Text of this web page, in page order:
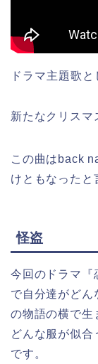
ドラマ主題歌
新たなクリスマ
この曲はback
けともなったと
怪盗
今回のドラマ『
で自分達がどん
の物語の横で生
どんな服が似合
です。